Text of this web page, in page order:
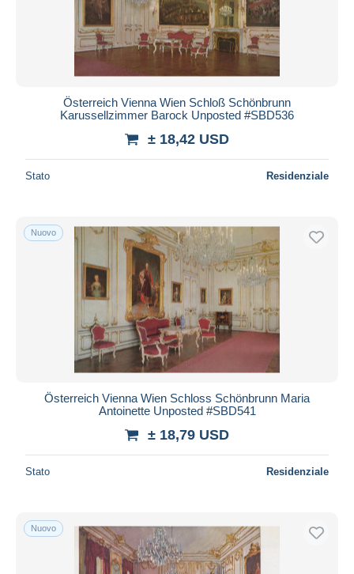
Österreich Vienna Wien Schloß Schönbrunn
Karussellzimmer Barock Unposted #SBD536
± 18,42 USD
Stato Residenziale
Nuovo
Österreich Vienna Wien Schloss Schönbrunn Maria
Antoinette Unposted #SBD541
± 18,79 USD
Stato Residenziale
Nuovo